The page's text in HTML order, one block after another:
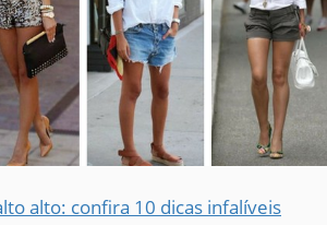
alto: confira 10 dicas infalíveis